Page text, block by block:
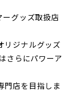
グッズ取扱店
リジナルグッズ
さらにパワーア
門店を目指しま